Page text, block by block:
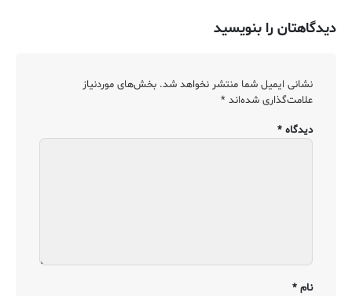
دیدگاهتان را بنویسید
نشانی ایمیل شما منتشر نخواهد شد. بخش‌های موردنیاز
علامت‌گذاری شده‌اند *
دیدگاه *
نام *